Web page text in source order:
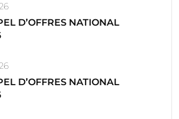
D’OFFRES NATIONAL
D’OFFRES NATIONAL